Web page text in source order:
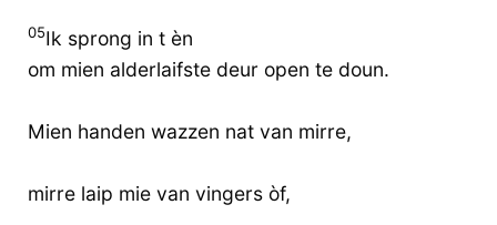
05Ik sprong in t èn
om mien alderlaifste deur open te doun.
Mien handen wazzen nat van mirre,
mirre laip mie van vingers òf,